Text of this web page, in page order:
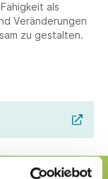
als
Veränderungen
zu gestalten.